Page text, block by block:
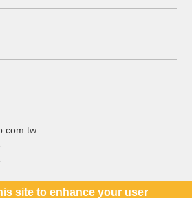
site to enhance your user